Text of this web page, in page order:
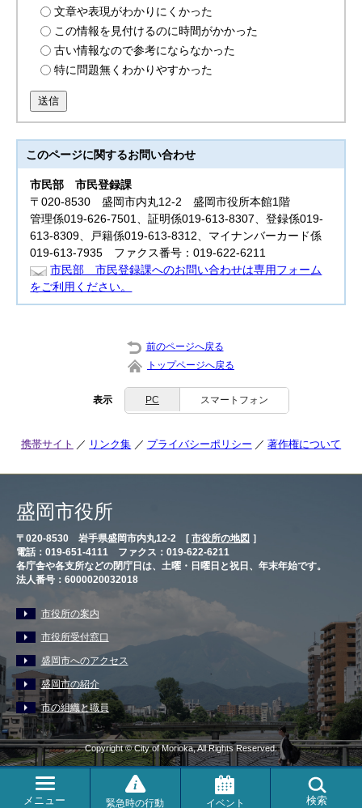
文章や表現がわかりにくかった
この情報を見付けるのに時間がかかった
古い情報なので参考にならなかった
特に問題無くわかりやすかった
送信
このページに関するお問い合わせ
市民部市民登録課
〒020-8530 盛岡市内丸12-2 盛岡市役所本館1階
管理係019-626-7501、証明係019-613-8307、登録係019-
613-8309、戸籍係019-613-8312、マイナンバーカード係
019-613-7935 ファクス番号：019-622-6211
市民部 市民登録課へのお問い合わせは専用フォーム
をご利用ください。
前のページへ戻る
トップページへ戻る
表示 PC スマートフォン
メニュー 緊急時の行動 イベント 検索
携帯サイト リンク集 プライバシーポリシー 著作権について
盛岡市役所
〒020-8530 岩手県盛岡市内丸12-2 [ 市役所の地図 ］
電話：019-651-4111 ファクス：019-622-6211
各庁舎や各支所などの閉庁日は、土曜・日曜日と祝日、年末年始です。
法人番号：6000020032018
市役所の案内
市役所受付窓口
盛岡市へのアクセス
盛岡市の紹介
市の組織と職員
Copyright © City of Morioka, All Rights Reserved.